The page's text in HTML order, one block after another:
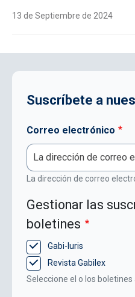
13 de Septiembre de 2024
Suscríbete a
Correo electrónico
La dirección de correo
Gestionar las
boletines
Gabi-Iuris
Revista Gabilex
Seleccione el o los boletines